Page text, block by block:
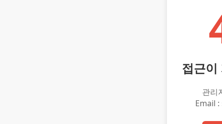
접근이
관리
Email